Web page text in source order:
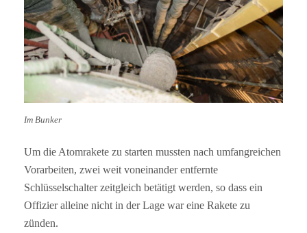
Im Bunker
Um die Atomrakete zu starten mussten nach umfangreichen
Vorarbeiten, zwei weit voneinander entfernte
Schlüsselschalter zeitgleich betätigt werden, so dass ein
Offizier alleine nicht in der Lage war eine Rakete zu
zünden.